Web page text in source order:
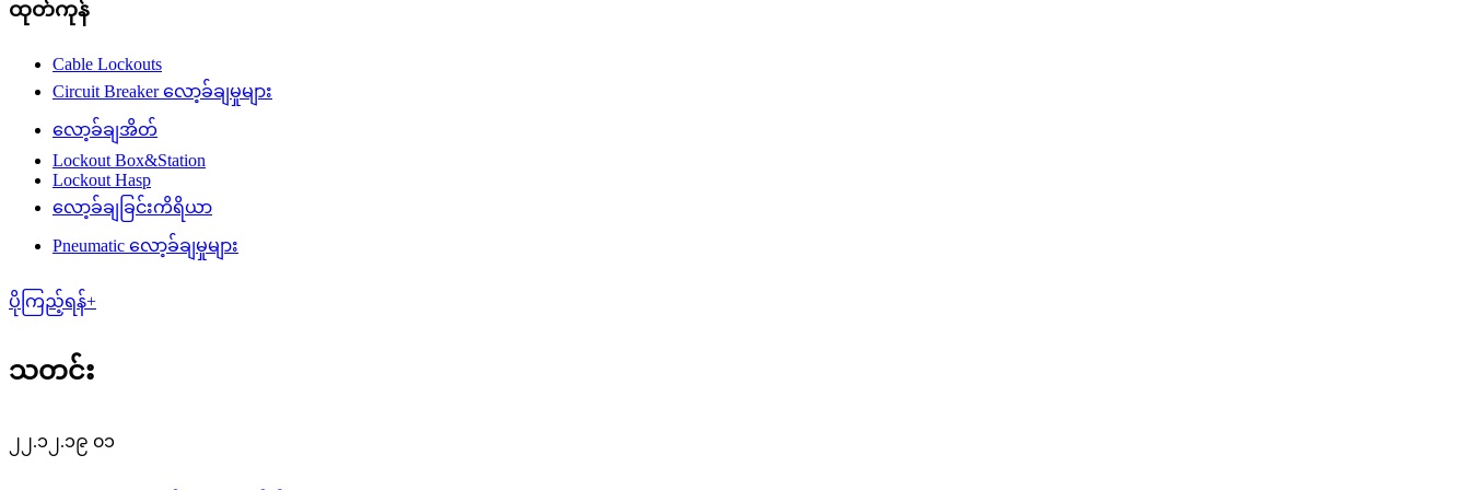
ထုတ်ကုန်
Cable Lockouts
Circuit Breaker လော့ခ်ချမှုများ
လော့ခ်ချအိတ်
Lockout Box&Station
Lockout Hasp
လော့ခ်ချခြင်းကိရိယာ
Pneumatic လော့ခ်ချမှုများ
ပိုကြည့်ရန်+
သတင်း
၂၂.၁၂.၁၉ ၀၁